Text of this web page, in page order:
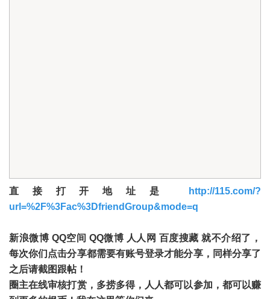
直接打开地址是
http://115.com/?
url=%2F%3Fac%3DfriendGroup&mode=q
新浪微博 QQ空间 QQ微博 人人网 百度搜藏 就不介绍了，
每次你们点击分享都需要有账号登录才能分享，同样分享了
之后请截图跟帖！
圈主在线审核打赏，多捞多得，人人都可以参加，都可以赚